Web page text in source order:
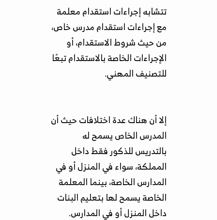
تتشابه إجراءات استقدام معلمة
مع إجراءات استقدام مدرس خاص،
من حيث شروط الاستقدام، أو
الإجراءات الخاصة بالاستقدام تبعًا
للتصنيف المهني.
إلا أن هناك عدة اختلافات حيث أن
المدرس الخاص يسمح له
بالتدريس للذكور فقط داخل
المملكة، سواء في المنزل أو في
المدارس الخاصة، بينما المعلمة
الخاصة يسمح لها بتعليم البنات
داخل المنزل أو في المدارس.